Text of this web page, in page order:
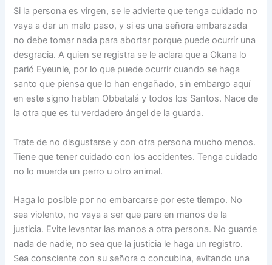
Si la persona es virgen, se le advierte que tenga cuidado no
vaya a dar un malo paso, y si es una señora embarazada
no debe tomar nada para abortar porque puede ocurrir una
desgracia. A quien se registra se le aclara que a Okana lo
parió Eyeunle, por lo que puede ocurrir cuando se haga
santo que piensa que lo han engañado, sin embargo aquí
en este signo hablan Obbatalá y todos los Santos. Nace de
la otra que es tu verdadero ángel de la guarda.
Trate de no disgustarse y con otra persona mucho menos.
Tiene que tener cuidado con los accidentes. Tenga cuidado
no lo muerda un perro u otro animal.
Haga lo posible por no embarcarse por este tiempo. No
sea violento, no vaya a ser que pare en manos de la
justicia. Evite levantar las manos a otra persona. No guarde
nada de nadie, no sea que la justicia le haga un registro.
Sea consciente con su señora o concubina, evitando una